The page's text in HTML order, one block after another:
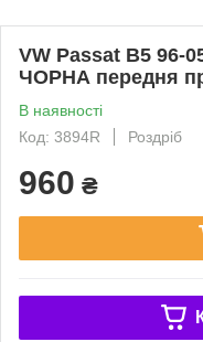
VW Passat B5 96-
ЧОРНА передня
В наявності
Код: 3894R
Роздріб
960 ₴